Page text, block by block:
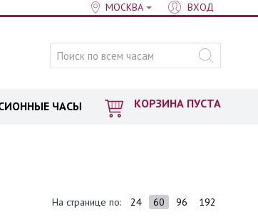
МОСКВА ВХОД
КОРЗИНА ПУСТА
ЧАСЫ
На странице по: 24 60 96 192